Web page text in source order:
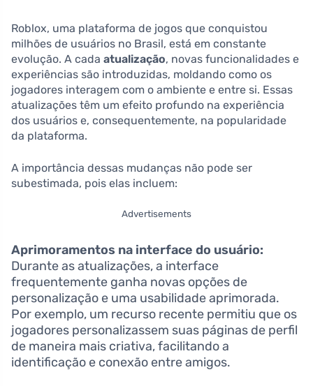
Roblox, uma plataforma de jogos que conquistou
milhões de usuários no Brasil, está em constante
evolução. A cada atualização, novas funcionalidades e
experiências são introduzidas, moldando como os
jogadores interagem com o ambiente e entre si. Essas
atualizações têm um efeito profundo na experiência
dos usuários e, consequentemente, na popularidade
da plataforma.
A importância dessas mudanças não pode ser
subestimada, pois elas incluem:
Advertisements
Aprimoramentos na interface do usuário:
Durante as atualizações, a interface
frequentemente ganha novas opções de
personalização e uma usabilidade aprimorada.
Por exemplo, um recurso recente permitiu que os
jogadores personalizassem suas páginas de perfil
de maneira mais criativa, facilitando a
identificação e conexão entre amigos.